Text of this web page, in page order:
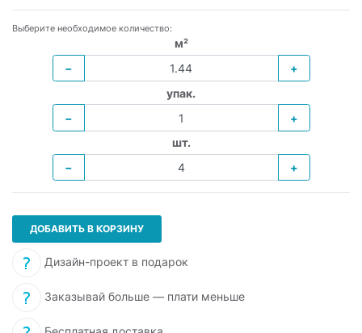
Выберите необходимое количество:
м²
−
+
упак.
−
+
шт.
−
+
ДОБАВИТЬ В КОРЗИНУ
Дизайн-проект в подарок
Заказывай больше — плати меньше